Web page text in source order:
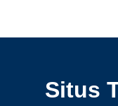
Situs